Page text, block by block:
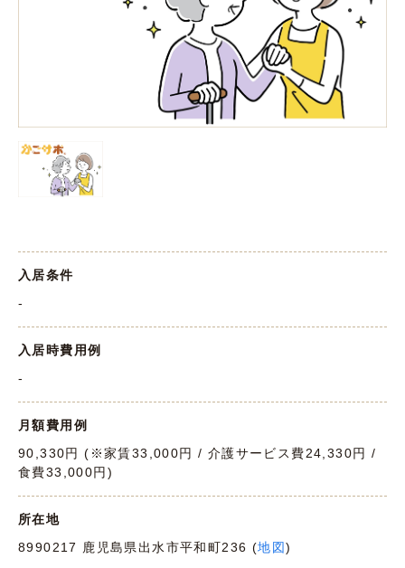
入居条件
-
入居時費用例
-
月額費用例
90,330円 (※家賃33,000円 / 介護サービス費24,330円 /
食費33,000円)
所在地
8990217 鹿児島県出水市平和町236 (地図)